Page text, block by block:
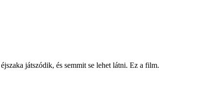
játszódik, és semmit se lehet látni. Ez a film.